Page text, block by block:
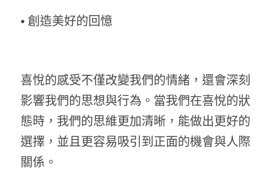
• 創造美好的回憶
喜悅的感受不僅改變我們的情緒，還會深刻
影響我們的思想與行為。當我們在喜悅的狀
態時，我們的思維更加清晰，能做出更好的
選擇，並且更容易吸引到正面的機會與人際
關係。